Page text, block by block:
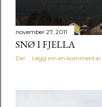
november 27, 2011
SNØ I FJELLA
Del Legg inn en kommentar